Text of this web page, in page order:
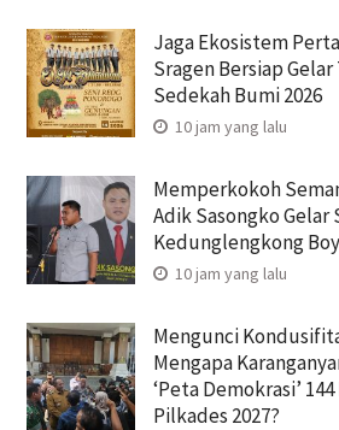
Jaga Ekosistem
Sragen Bersiap
Sedekah Bumi 2026
10 jam yang lalu
Memperkokoh
Adik Sasongko Gelar
Kedunglengkong
10 jam yang lalu
Mengunci
Mengapa
‘Peta Demokrasi’
Pilkades 2027?